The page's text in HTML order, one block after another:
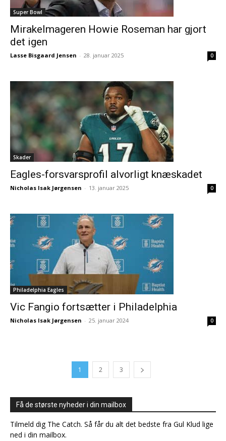
Super Bowl
Mirakelmageren Howie Roseman har gjort
det igen
Lasse Bisgaard Jensen - 28. januar 2025 0
Skader
Eagles-forsvarsprofil alvorligt knæskadet
Nicholas Isak Jørgensen - 13. januar 2025 0
Philadelphia Eagles
Vic Fangio fortsætter i Philadelphia
Nicholas Isak Jørgensen - 25. januar 2024 0
1 2 3
Få de største nyheder i din mailbox
Tilmeld dig The Catch. Så får du alt det bedste fra Gul Klud lige
ned i din mailbox.